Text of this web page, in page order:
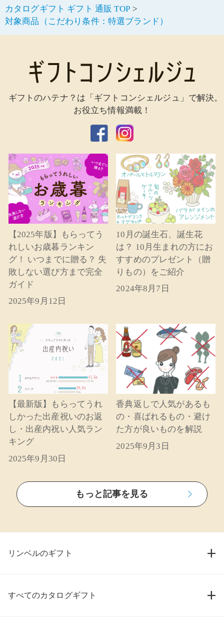
カタログギフト ギフト 通販 TOP
対象商品（こだわり条件：特選ブランド）
ギフトのハテナ？は「ギフトコンシェルジュ」で解決。
お役立ち情報満載！
【2025年版】もらってう
れしいお歳暮ランキン
グ！ いつまでに贈る？ 失
敗しない選び方まで完全
ガイド
2025年9月12日
10月の誕生石、誕生花
は？ 10月生まれの方にお
すすめのプレゼント（贈
りもの）をご紹介
2024年8月7日
【最新版】もらってうれ
しかった出産祝いのお返
し・出産内祝い人気ラン
キング
2025年9月30日
香典返しで人気があるも
の・喜ばれるもの・避け
た方が良いものを解説
2025年9月3日
もっと記事を見る
リンベルのギフト
すべてのカタログギフト